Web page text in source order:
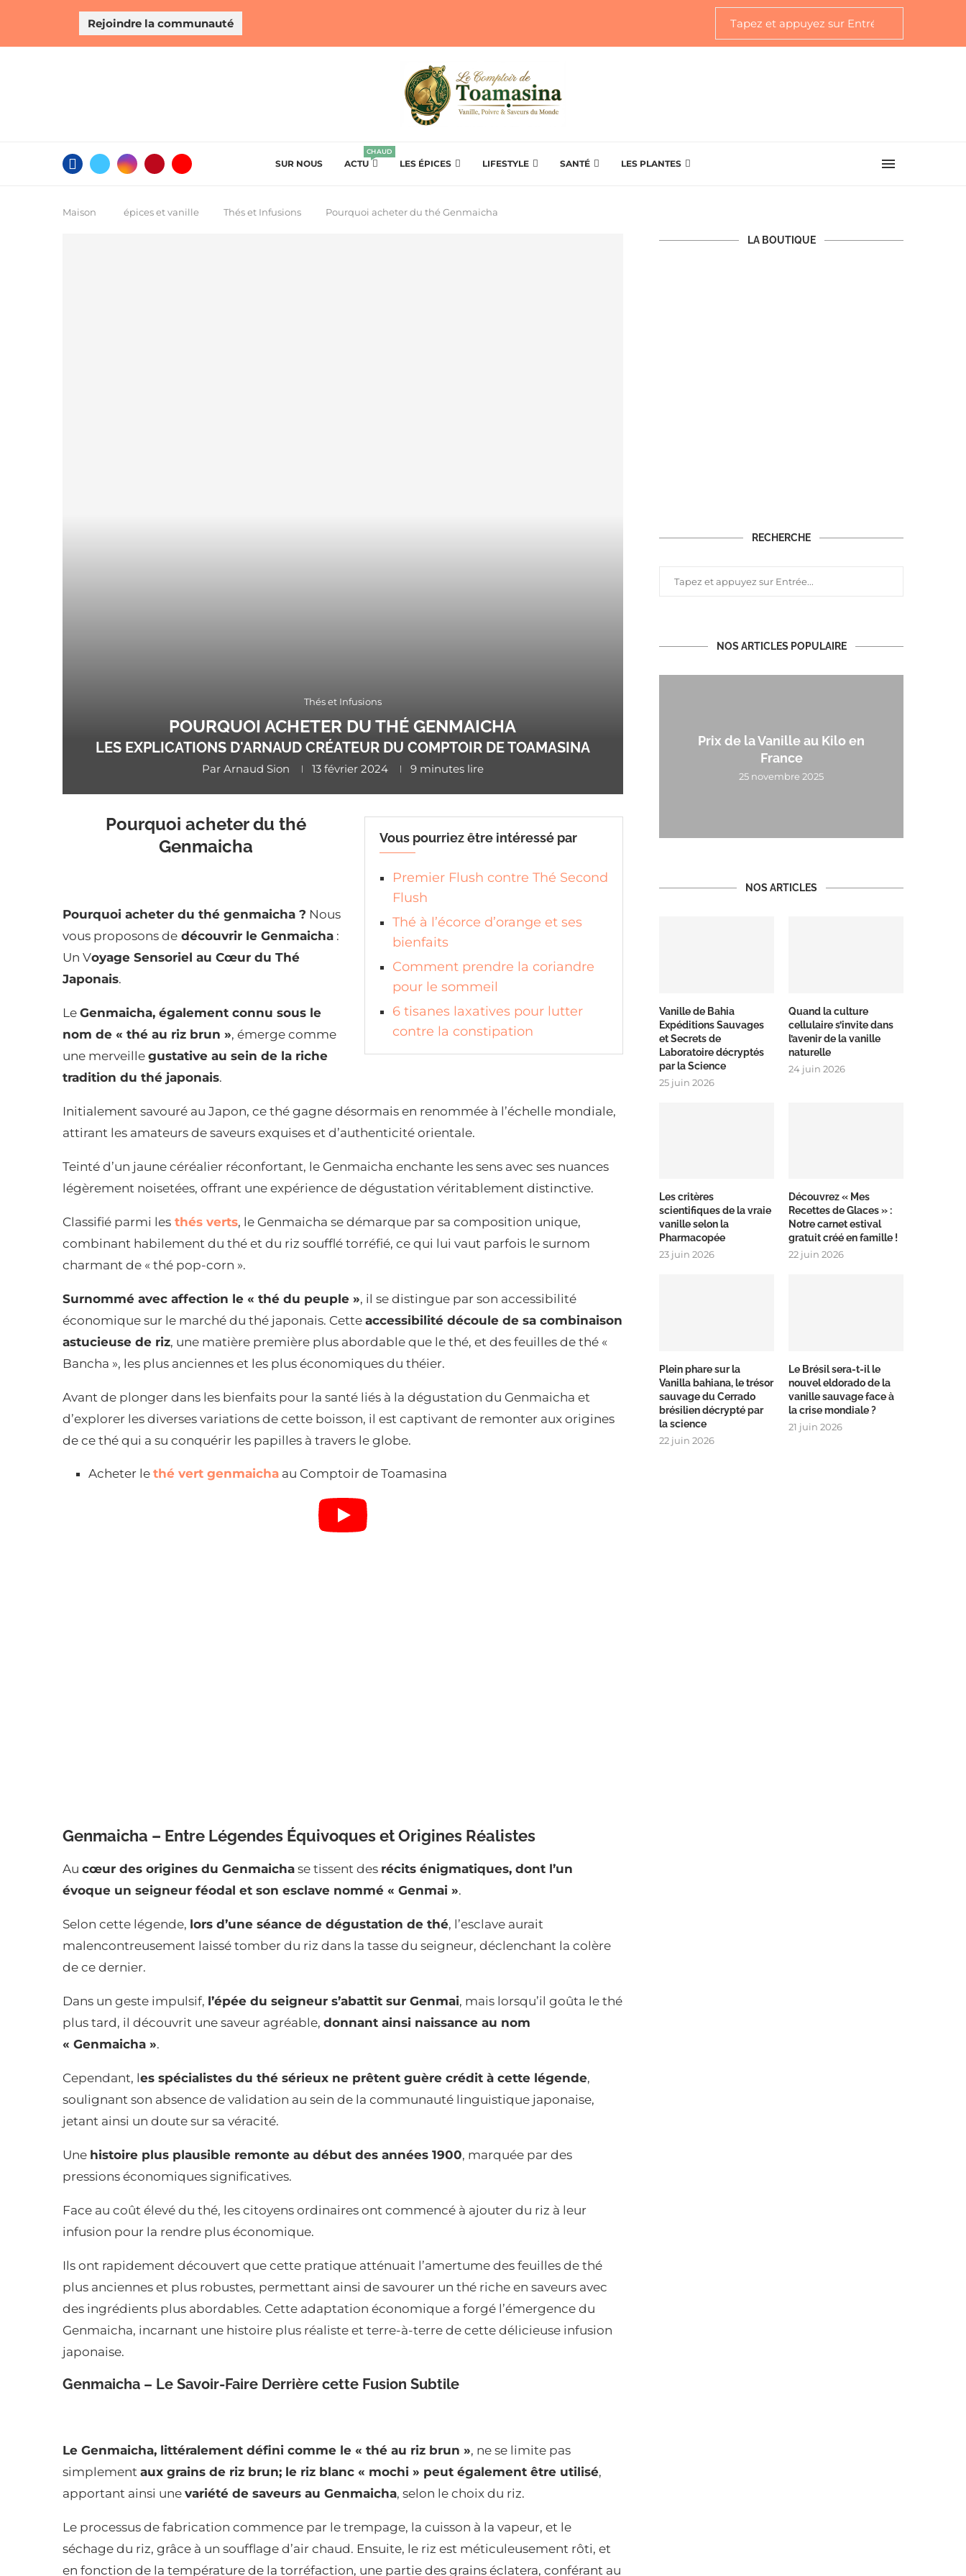
Rejoindre la communauté
SUR NOUS ACTU
CHAUD
LES ÉPICES LIFESTYLE SANTÉ LES PLANTES
Maison épices et vanille Thés et Infusions Pourquoi acheter du thé Genmaicha
Thés et Infusions
POURQUOI ACHETER DU THÉ GENMAICHA
LES EXPLICATIONS D'ARNAUD CRÉATEUR DU COMPTOIR DE TOAMASINA
Par Arnaud Sion 13 février 2024 9 minutes lire
Vous pourriez être intéressé par
Premier Flush contre Thé Second
Flush
Thé à l’écorce d’orange et ses
bienfaits
Comment prendre la coriandre
pour le sommeil
6 tisanes laxatives pour lutter
contre la constipation
Pourquoi acheter du thé
Genmaicha
Pourquoi acheter du thé genmaicha ? Nous
vous proposons de découvrir le Genmaicha :
Un Voyage Sensoriel au Cœur du Thé
Japonais.
Le Genmaicha, également connu sous le
nom de « thé au riz brun », émerge comme
une merveille gustative au sein de la riche
tradition du thé japonais.
Initialement savouré au Japon, ce thé gagne désormais en renommée à l’échelle mondiale,
attirant les amateurs de saveurs exquises et d’authenticité orientale.
Teinté d’un jaune céréalier réconfortant, le Genmaicha enchante les sens avec ses nuances
légèrement noisetées, offrant une expérience de dégustation véritablement distinctive.
Classifié parmi les thés verts, le Genmaicha se démarque par sa composition unique,
combinant habilement du thé et du riz soufflé torréfié, ce qui lui vaut parfois le surnom
charmant de « thé pop-corn ».
Surnommé avec affection le « thé du peuple », il se distingue par son accessibilité
économique sur le marché du thé japonais. Cette accessibilité découle de sa combinaison
astucieuse de riz, une matière première plus abordable que le thé, et des feuilles de thé «
Bancha », les plus anciennes et les plus économiques du théier.
Avant de plonger dans les bienfaits pour la santé liés à la dégustation du Genmaicha et
d’explorer les diverses variations de cette boisson, il est captivant de remonter aux origines
de ce thé qui a su conquérir les papilles à travers le globe.
Acheter le thé vert genmaicha au Comptoir de Toamasina
Genmaicha – Entre Légendes Équivoques et Origines Réalistes
Au cœur des origines du Genmaicha se tissent des récits énigmatiques, dont l’un
évoque un seigneur féodal et son esclave nommé « Genmai ».
Selon cette légende, lors d’une séance de dégustation de thé, l’esclave aurait
malencontreusement laissé tomber du riz dans la tasse du seigneur, déclenchant la colère
de ce dernier.
Dans un geste impulsif, l’épée du seigneur s’abattit sur Genmai, mais lorsqu’il goûta le thé
plus tard, il découvrit une saveur agréable, donnant ainsi naissance au nom
« Genmaicha ».
Cependant, les spécialistes du thé sérieux ne prêtent guère crédit à cette légende,
soulignant son absence de validation au sein de la communauté linguistique japonaise,
jetant ainsi un doute sur sa véracité.
Une histoire plus plausible remonte au début des années 1900, marquée par des
pressions économiques significatives.
Face au coût élevé du thé, les citoyens ordinaires ont commencé à ajouter du riz à leur
infusion pour la rendre plus économique.
Ils ont rapidement découvert que cette pratique atténuait l’amertume des feuilles de thé
plus anciennes et plus robustes, permettant ainsi de savourer un thé riche en saveurs avec
des ingrédients plus abordables. Cette adaptation économique a forgé l’émergence du
Genmaicha, incarnant une histoire plus réaliste et terre-à-terre de cette délicieuse infusion
japonaise.
Genmaicha – Le Savoir-Faire Derrière cette Fusion Subtile
Le Genmaicha, littéralement défini comme le « thé au riz brun », ne se limite pas
simplement aux grains de riz brun; le riz blanc « mochi » peut également être utilisé,
apportant ainsi une variété de saveurs au Genmaicha, selon le choix du riz.
Le processus de fabrication commence par le trempage, la cuisson à la vapeur, et le
séchage du riz, grâce à un soufflage d’air chaud. Ensuite, le riz est méticuleusement rôti, et
en fonction de la température de la torréfaction, une partie des grains éclatera, conférant au
LA BOUTIQUE
RECHERCHE
NOS ARTICLES POPULAIRE
Prix de la Vanille au Kilo en
France
25 novembre 2025
NOS ARTICLES
Vanille de Bahia
Expéditions Sauvages
et Secrets de
Laboratoire décryptés
par la Science
25 juin 2026
Quand la culture
cellulaire s’invite dans
l’avenir de la vanille
naturelle
24 juin 2026
Les critères
scientifiques de la vraie
vanille selon la
Pharmacopée
23 juin 2026
Découvrez « Mes
Recettes de Glaces » :
Notre carnet estival
gratuit créé en famille !
22 juin 2026
Plein phare sur la
Vanilla bahiana, le trésor
sauvage du Cerrado
brésilien décrypté par
la science
22 juin 2026
Le Brésil sera-t-il le
nouvel eldorado de la
vanille sauvage face à
la crise mondiale ?
21 juin 2026